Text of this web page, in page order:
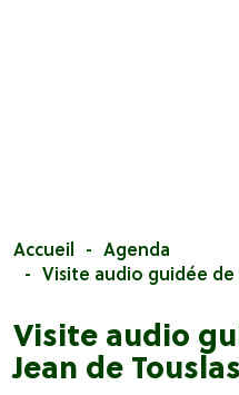
Accueil
Agenda
Visite audio guidée de
Visite audio
Jean de Touslas